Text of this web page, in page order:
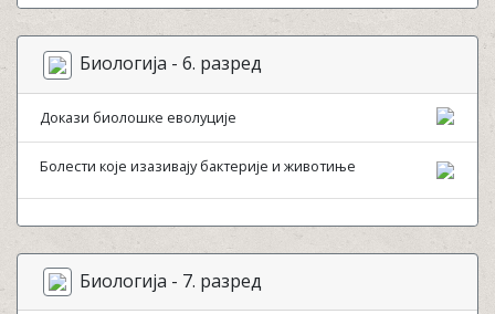
Биологија - 6. разред
Докази биолошке еволуције
Болести које изазивају бактерије и животиње
Биологија - 7. разред